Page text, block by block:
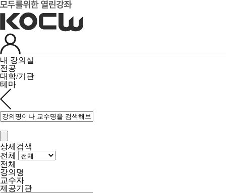
내 강의실
전공
대학/기관
테마
상세검색
전체
전체
강의명
교수자
제공기관